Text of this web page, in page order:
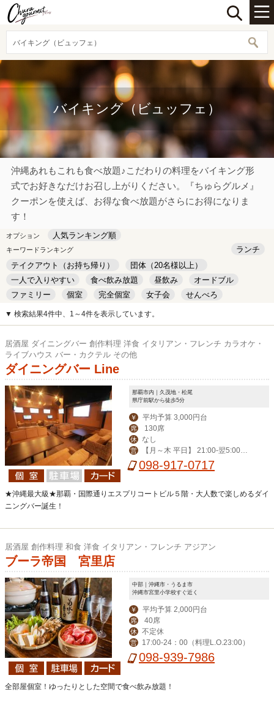
バイキング（ビュッフェ）
バイキング（ビュッフェ）
沖縄あれもこれも食べ放題♪こだわりの料理をバイキング形
式でお好きなだけお召し上がりください。『ちゅらグルメ』
クーポンを使えば、お得な食べ放題がさらにお得になりま
す！
オプション 人気ランキング順
キーワードランキング
ランチ
テイクアウト（お持ち帰り）
団体（20名様以上）
一人で入りやすい
食べ飲み放題 昼飲み
オードブル
ファミリー
個室 完全個室 女子会
せんべろ
キッズルーム
安い デート
▼ 検索結果4件中、1～4件を表示しています。
居酒屋 ダイニングバー 創作料理 洋食 イタリアン・フレンチ カラオケ・
ライブハウス バー・カクテル その他
ダイニングバー Line
那覇市内｜久茂地・松尾
県庁前駅から徒歩5分
￥ 平均予算 3,000円台
席 130席
休 なし
営
【月～木 平日】 21:00-翌5:00
【その他】19:00-翌6:00
098-917-0717
★沖縄最大級★那覇・国際通りエスプリコートビル５階・大人数で楽しめるダイ
ニングバー誕生！
居酒屋 創作料理 和食 洋食 イタリアン・フレンチ アジアン
ブーラ帝国 宮里店
中部｜沖縄市・うるま市
沖縄市宮里小学校すぐ近く
￥ 平均予算 2,000円台
席 40席
休 不定休
営 17:00-24：00（料理L.O.23:00）
098-939-7986
全部屋個室！ゆったりとした空間で食べ飲み放題！